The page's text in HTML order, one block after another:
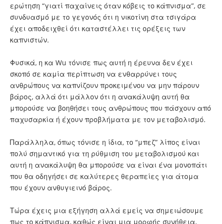
ερώτηση “γιατί παχαίνεις όταν κόβεις το κάπνισμα”, σε
συνδυασμό με το γεγονός ότι η νικοτίνη στα τσιγάρα
έχει αποδειχθεί ότι καταστέλλει τις ορέξεις των
καπνιστών.
Φυσικά, η κα Wu τόνισε πως αυτή η έρευνα δεν έχει
σκοπό σε καμία περίπτωση να ενθαρρύνει τους
ανθρώπους να καπνίζουν προκειμένου να μην πάρουν
βάρος, αλλά ότι μάλλον ότι η ανακάλυψη αυτή θα
μπορούσε να βοηθήσει τους ανθρώπους που πάσχουν από
παχυσαρκία ή έχουν προβλήματα με τον μεταβολισμό.
Παράλληλα, όπως τόνισε η ίδια, το “μπεζ” λίπος είναι
πολύ σημαντικό για τη ρύθμιση του μεταβολισμού και
αυτή η ανακάλυψη θα μπορούσε να είναι ένα μονοπάτι
που θα οδηγήσει σε καλύτερες θεραπείες για άτομα
που έχουν ανθυγιεινό βάρος.
Τώρα έχεις μια εξήγηση αλλά εμείς να σημειώσουμε
πως το κάπνισμα, καθώς είναι μια μορφής συνήθεια,